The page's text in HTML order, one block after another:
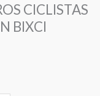
CICLISTAS
BIXCI